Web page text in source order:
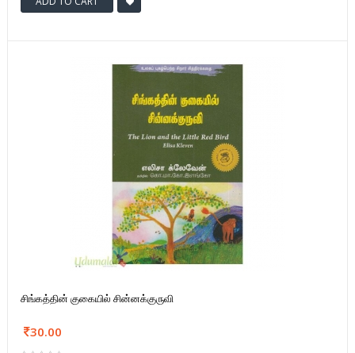
சிங்கத்தின் குகையில் சின்னக்குருவி
30.00